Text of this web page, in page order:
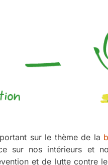
sur le thème de la
sur nos intérieurs et
et de lutte contre